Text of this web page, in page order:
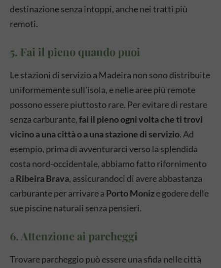
destinazione senza intoppi, anche nei tratti più
remoti.
5. Fai il pieno quando puoi
Le stazioni di servizio a Madeira non sono distribuite
uniformemente sull’isola, e nelle aree più remote
possono essere piuttosto rare. Per evitare di restare
senza carburante,fai il pieno ogni volta che ti trovi
vicino a una città o a una stazione di servizio. Ad
esempio, prima di avventurarci verso la splendida
costa nord-occidentale, abbiamo fatto rifornimento
a Ribeira Brava, assicurandoci di avere abbastanza
carburante per arrivare a Porto Monize godere delle
sue piscine naturali senza pensieri.
6. Attenzione ai parcheggi
Trovare parcheggio può essere una sfida nelle città